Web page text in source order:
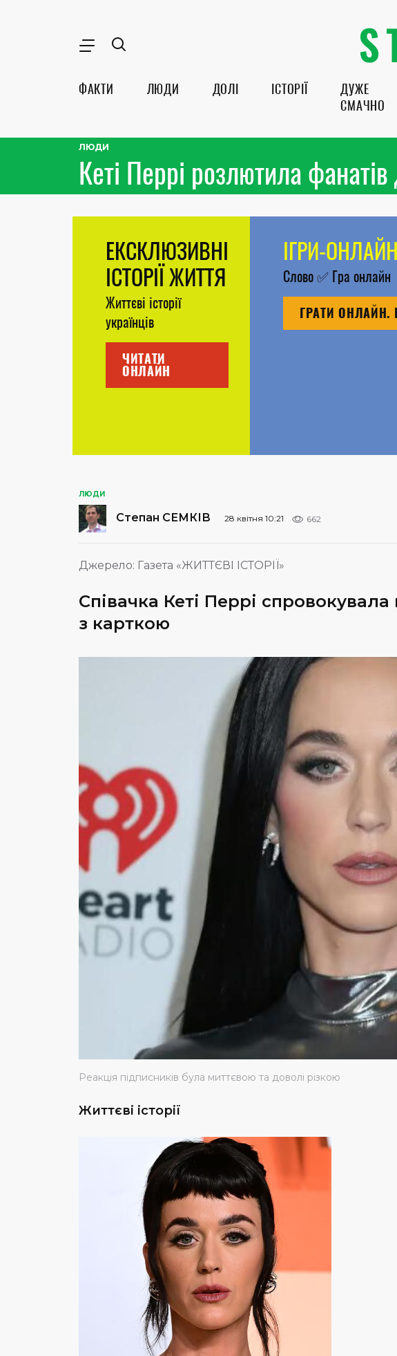
ФАКТИ ЛЮДИ ДОЛІ ІСТОРІЇ
ДУЖЕ
СМАЧНО
ЛЮДИ
Кеті Перрі розлютила
ЕКСКЛЮЗИВНІ
ІСТОРІЇ ЖИТТЯ
Життєві історії
українців
ЧИТАТИ
ОНЛАЙН
ІГРИ-ОНЛАЙН
Слово✅Гра онлайн
ГРАТИ ОНЛАЙН.
ЛЮДИ
Степан СЕМКІВ 28 квітня 10:21 662
Джерело: Газета «ЖИТТЄВІ ІСТОРІЇ»
Співачка Кеті Перрі
з карткою
Реакція підписників була миттєвою та доволі різкою
Життєві історії